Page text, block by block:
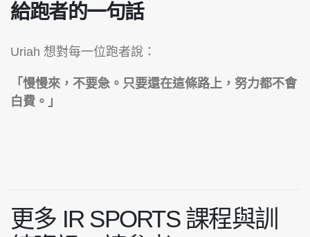
給跑者的一句話
Uriah 想對每一位跑者說：
「慢慢來，不要急。只要還在這條路上，努力都不會
白費。」
更多 IR SPORTS 課程與訓